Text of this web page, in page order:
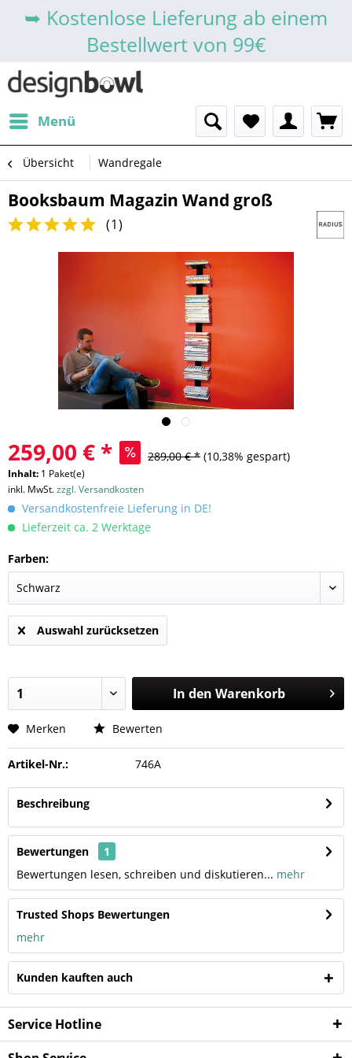
➥ Kostenlose Lieferung ab einem
Bestellwert von 99€
Menü
Übersicht Wandregale
Booksbaum Magazin Wand groß
(1)
259,00 € * 289,00 € * (10,38% gespart)
Inhalt: 1 Paket(e)
inkl. MwSt.zzgl. Versandkosten
Versandkostenfreie Lieferung in DE!
Lieferzeit ca. 2 Werktage
Farben:
Auswahl zurücksetzen
In den Warenkorb
Merken Bewerten
Artikel-Nr.: 746A
Beschreibung
Bewertungen
1
Bewertungen lesen, schreiben und diskutieren... mehr
Trusted Shops Bewertungen
mehr
Kunden kauften auch
Service Hotline